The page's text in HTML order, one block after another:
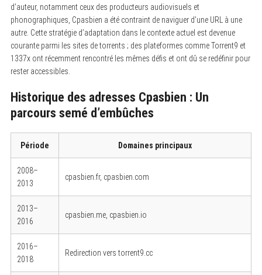
d’auteur, notamment ceux des producteurs audiovisuels et
phonographiques, Cpasbien a été contraint de naviguer d’une URL à une
autre. Cette stratégie d’adaptation dans le contexte actuel est devenue
courante parmi les sites de torrents ; des plateformes comme Torrent9 et
1337x ont récemment rencontré les mêmes défis et ont dû se redéfinir pour
rester accessibles.
Historique des adresses Cpasbien : Un
parcours semé d’embûches
Période Domaines principaux
2008–
2013
cpasbien.fr, cpasbien.com
2013–
2016
cpasbien.me, cpasbien.io
2016–
2018
Redirection vers torrent9.cc